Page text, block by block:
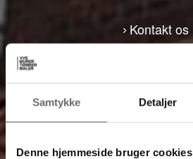
Samtykke Detaljer
Denne hjemmeside bruger cookies
Kontakt os